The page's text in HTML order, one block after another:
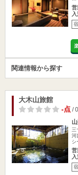
営
関連情報から探す
大木山旅館
-点/
三
河
シ
営